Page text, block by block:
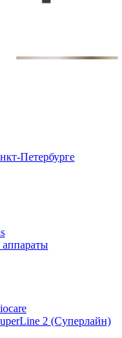
Петербурге
2 (Суперлайн)